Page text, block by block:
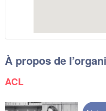
À propos de
ACL